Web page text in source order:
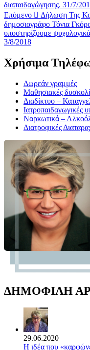
διαπαιδαγώγησης. 31/7/
Επόμενο
Δήλωση Της
δημοσιογράφο Τόνια
υποστηρίξουμε
3/8/2018
Χρήσιμα
Δωρεάν γραμμές
Μαθησιακές
Διαδίκτυο –
Ιατροπαιδαγωγικές
Ναρκωτικά –
Διατροφικές
ΔΗΜΟΦΙΛΗ
29.06.2020
Η ιδέα που